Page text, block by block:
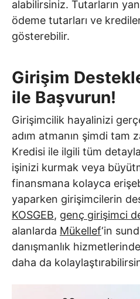
alabilirsiniz. Tutarların
ödeme tutarları ve
gösterebilir.
Girişim
ile Başvurun!
Girişimcilik hayalinizi
adım atmanın şimdi tam
Kredisi ile ilgili tüm
işinizi kurmak veya
finansmana kolayca
yaparken girişimcilerin
KOSGEB, genç girişimci
alanlarda Mükellef‘in
danışmanlık
daha da